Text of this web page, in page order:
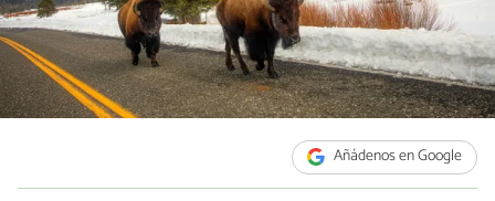
Añádenos en Google